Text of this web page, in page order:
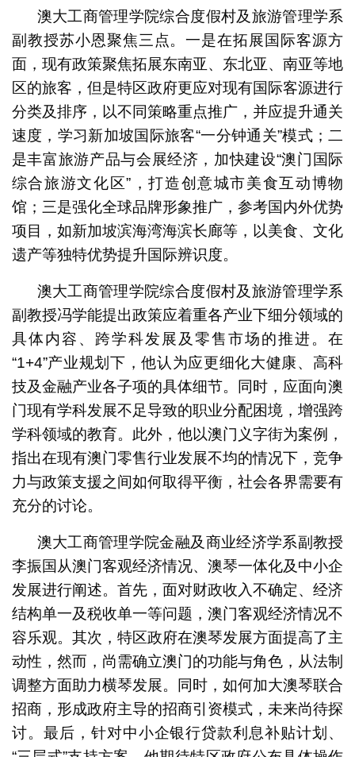
澳大工商管理学院综合度假村及旅游管理学系
副教授苏小恩聚焦三点。一是在拓展国际客源方
面，现有政策聚焦拓展东南亚、东北亚、南亚等地
区的旅客，但是特区政府更应对现有国际客源进行
分类及排序，以不同策略重点推广，并应提升通关
速度，学习新加坡国际旅客“一分钟通关”模式；二
是丰富旅游产品与会展经济，加快建设“澳门国际
综合旅游文化区”，打造创意城市美食互动博物
馆；三是强化全球品牌形象推广，参考国内外优势
项目，如新加坡滨海湾海滨长廊等，以美食、文化
遗产等独特优势提升国际辨识度。
澳大工商管理学院综合度假村及旅游管理学系
副教授冯学能提出政策应着重各产业下细分领域的
具体内容、跨学科发展及零售市场的推进。在
“1+4”产业规划下，他认为应更细化大健康、高科
技及金融产业各子项的具体细节。同时，应面向澳
门现有学科发展不足导致的职业分配困境，增强跨
学科领域的教育。此外，他以澳门义字街为案例，
指出在现有澳门零售行业发展不均的情况下，竞争
力与政策支援之间如何取得平衡，社会各界需要有
充分的讨论。
澳大工商管理学院金融及商业经济学系副教授
李振国从澳门客观经济情况、澳琴一体化及中小企
发展进行阐述。首先，面对财政收入不确定、经济
结构单一及税收单一等问题，澳门客观经济情况不
容乐观。其次，特区政府在澳琴发展方面提高了主
动性，然而，尚需确立澳门的功能与角色，从法制
调整方面助力横琴发展。同时，如何加大澳琴联合
招商，形成政府主导的招商引资模式，未来尚待探
讨。最后，针对中小企银行贷款利息补贴计划、